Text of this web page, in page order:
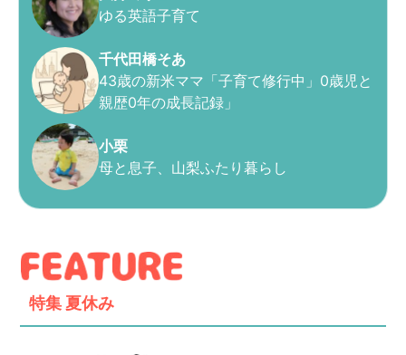
ゆる英語子育て
千代田橋そあ
43歳の新米ママ「子育て修行中」0歳児と
親歴0年の成長記録」
小栗
母と息子、山梨ふたり暮らし
特集 夏休み